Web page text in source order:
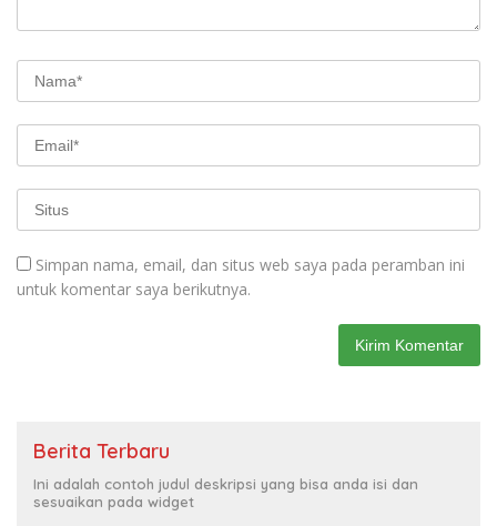
Simpan nama, email, dan situs web saya pada peramban ini
untuk komentar saya berikutnya.
Berita Terbaru
Ini adalah contoh judul deskripsi yang bisa anda isi dan
sesuaikan pada widget